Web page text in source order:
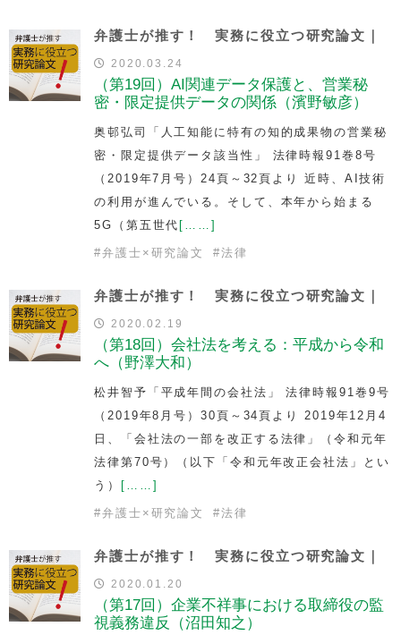
弁護士が推す！ 実務に役立つ研究論文｜
2020.03.24
（第19回）AI関連データ保護と、営業秘
密・限定提供データの関係（濱野敏彦）
奥邨弘司「人工知能に特有の知的成果物の営業秘
密・限定提供データ該当性」 法律時報91巻8号
（2019年7月号）24頁～32頁より 近時、AI技術
の利用が進んでいる。そして、本年から始まる
5G（第五世代 [……]
#弁護士×研究論文 #法律
弁護士が推す！ 実務に役立つ研究論文｜
2020.02.19
（第18回）会社法を考える：平成から令和
へ（野澤大和）
松井智予「平成年間の会社法」 法律時報91巻9号
（2019年8月号）30頁～34頁より 2019年12月4
日、「会社法の一部を改正する法律」（令和元年
法律第70号）（以下「令和元年改正会社法」とい
う） [……]
#弁護士×研究論文 #法律
弁護士が推す！ 実務に役立つ研究論文｜
2020.01.20
（第17回）企業不祥事における取締役の監
視義務違反（沼田知之）